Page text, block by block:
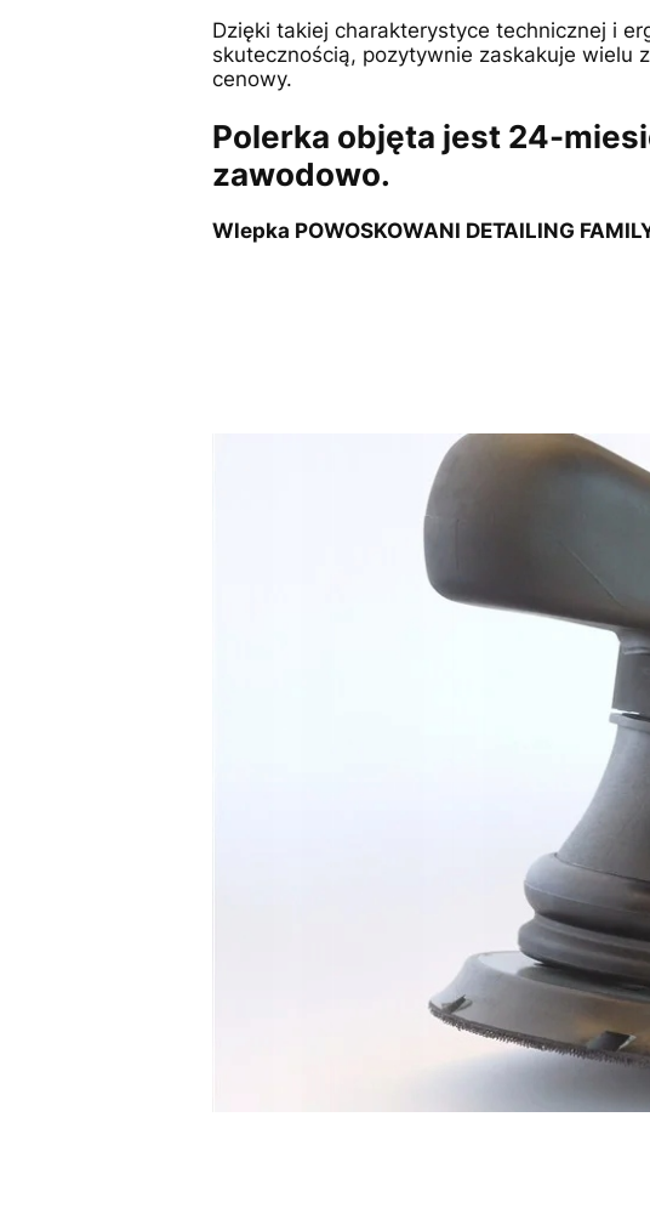
Dzięki takiej charakterystyce technicznej i
skutecznością, pozytywnie zaskakuje wielu
cenowy.
Polerka objęta jest 24-
zawodowo.
Wlepka POWOSKOWANI DETAILING